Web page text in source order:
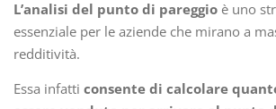
L’analisi del punto di pareggio è uno
essenziale per le aziende che mirano a
redditività.
Essa infatti consente di calcolare